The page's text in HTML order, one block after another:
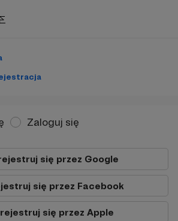
Zaloguj się
się przez Google
się przez Facebook
się przez Apple